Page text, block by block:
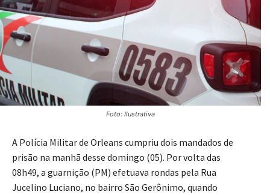
Foto: Ilustrativa
A Polícia Militar de Orleans cumpriu dois mandados de
prisão na manhã desse domingo (05). Por volta das
08h49, a guarnição (PM) efetuava rondas pela Rua
Jucelino Luciano, no bairro São Gerônimo, quando